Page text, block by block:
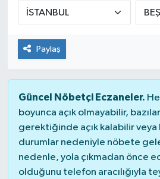
Paylaş
Güncel Nöbetçi Eczaneler.
boyunca açık olmayabilir,
gerektiğinde açık kalabilir
durumlar nedeniyle nöbete
nedenle, yola çıkmadan önce
olduğunu telefon aracılığıyla
Dursunbey
Edremit
EĞİTİM
EKONOMİ
Erdek